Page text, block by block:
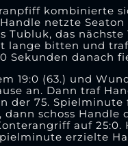
kombinierte
netzte
Tubluk, das
lange bitten und
Sekunden danach
19:0 (63.) und
an. Dann traf
der 75.
schoss Handle
auf
erzielte